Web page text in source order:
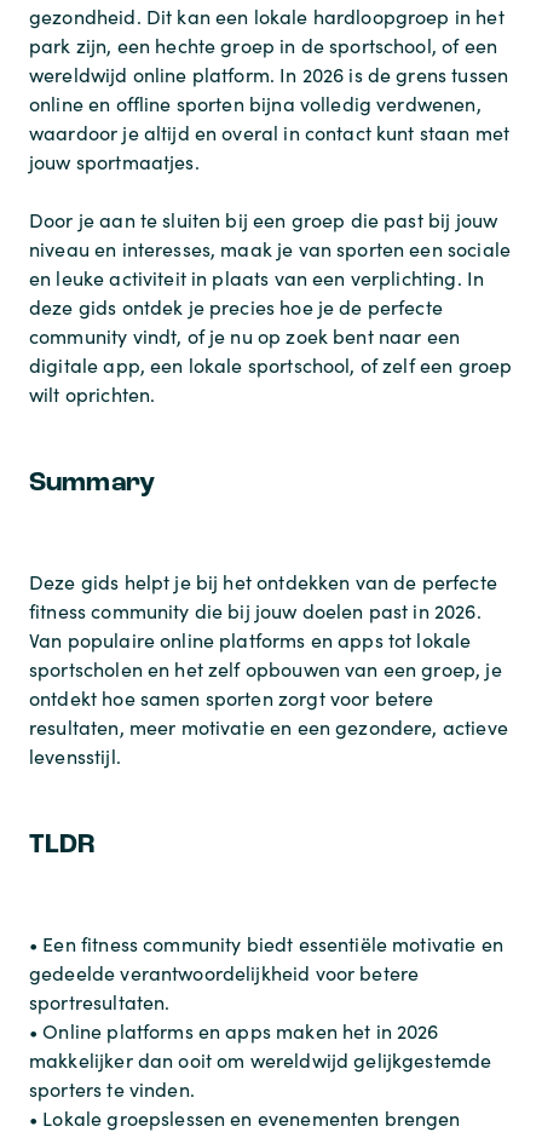
gezondheid. Dit kan een lokale hardloopgroep in het
park zijn, een hechte groep in de sportschool, of een
wereldwijd online platform. In 2026 is de grens tussen
online en offline sporten bijna volledig verdwenen,
waardoor je altijd en overal in contact kunt staan met
jouw sportmaatjes.
Door je aan te sluiten bij een groep die past bij jouw
niveau en interesses, maak je van sporten een sociale
en leuke activiteit in plaats van een verplichting. In
deze gids ontdek je precies hoe je de perfecte
community vindt, of je nu op zoek bent naar een
digitale app, een lokale sportschool, of zelf een groep
wilt oprichten.
Summary
Deze gids helpt je bij het ontdekken van de perfecte
fitness community die bij jouw doelen past in 2026.
Van populaire online platforms en apps tot lokale
sportscholen en het zelf opbouwen van een groep, je
ontdekt hoe samen sporten zorgt voor betere
resultaten, meer motivatie en een gezondere, actieve
levensstijl.
TLDR
• Een fitness community biedt essentiële motivatie en
gedeelde verantwoordelijkheid voor betere
sportresultaten.
• Online platforms en apps maken het in 2026
makkelijker dan ooit om wereldwijd gelijkgestemde
sporters te vinden.
• Lokale groepslessen en evenementen brengen